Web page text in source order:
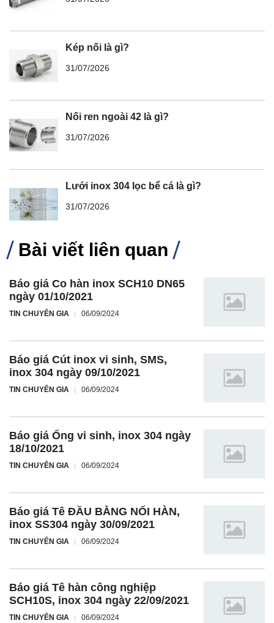
Kép nối là gì?
31/07/2026
Nối ren ngoài 42 là gì?
31/07/2026
Lưới inox 304 lọc bể cá là gì?
31/07/2026
Bài viết liên quan
Báo giá Co hàn inox SCH10 DN65
ngày 01/10/2021
TIN CHUYÊN GIA 06/09/2024
Báo giá Cút inox vi sinh, SMS,
inox 304 ngày 09/10/2021
TIN CHUYÊN GIA 06/09/2024
Báo giá Ống vi sinh, inox 304 ngày
18/10/2021
TIN CHUYÊN GIA 06/09/2024
Báo giá Tê ĐẦU BẰNG NỐI HÀN,
inox SS304 ngày 30/09/2021
TIN CHUYÊN GIA 06/09/2024
Báo giá Tê hàn công nghiệp
SCH10S, inox 304 ngày 22/09/2021
TIN CHUYÊN GIA 06/09/2024